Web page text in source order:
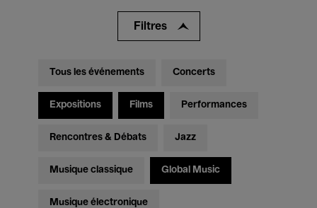
Filtres
Tous les événements Concerts
Expositions Films Performances
Rencontres & Débats Jazz
Musique classique Global Music
Musique électronique